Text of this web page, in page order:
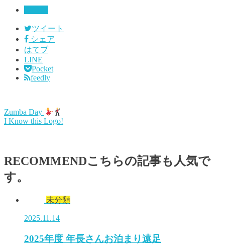
ツイート
シェア
はてブ
LINE
Pocket
feedly
Zumba Day
I Know this Logo!
RECOMMENDこちらの記事も人気で
す。
未分類
2025.11.14
2025年度 年長さんお泊まり遠足